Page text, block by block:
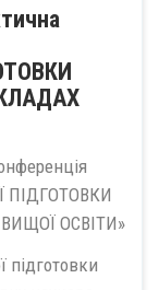
ПІДГОТОВКИ
ОСВІТИ»
підготовки